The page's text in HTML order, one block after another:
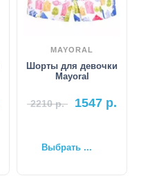
MAYORAL
Шорты для девочки
Mayoral
2210р. 1547 р.
Выбрать ...